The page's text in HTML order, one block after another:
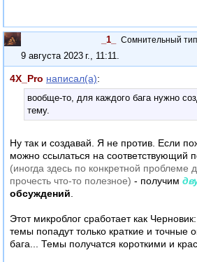
_1_ Сомнительный тип
9 августа 2023 г., 11:11
4X_Pro написал(а):
вообще-то, для каждого бага нужно
тему.
Ну так и создавай. Я не против. Если
можно ссылаться на соответствующий
(иногда здесь по конкретной проблеме
прочесть что-то полезное) - получим
обсуждений
Этот микроблог сработает как
темы попадут только краткие и точные
бага... Темы получатся короткими и